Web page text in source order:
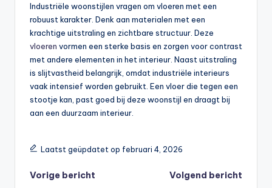
Industriële woonstijlen vragen om vloeren met een
robuust karakter. Denk aan materialen met een
krachtige uitstraling en zichtbare structuur. Deze
vloeren vormen een sterke basis en zorgen voor contrast
met andere elementen in het interieur. Naast uitstraling
is slijtvastheid belangrijk, omdat industriële interieurs
vaak intensief worden gebruikt. Een vloer die tegen een
stootje kan, past goed bij deze woonstijl en draagt bij
aan een duurzaam interieur.
Laatst geüpdatet op februari 4, 2026
Vorige bericht
Volgend bericht